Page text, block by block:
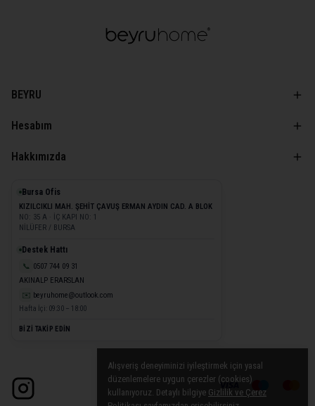
Alışveriş deneyiminizi iyileştirmek için yasal
düzenlemelere uygun çerezler (cookies)
kullanıyoruz. Detaylı bilgiye Gizlilik ve Çerez
BEYRU
Hesabım
Hakkımızda
Bursa Ofis
KIZILCIKLI MAH. ŞEHİT ÇAVUŞ ERMAN AYDIN CAD. A BLOK
NO: 35 A · İÇ KAPI NO: 1
NİLÜFER / BURSA
Destek Hattı
📞 0507 744 09 31
AKINALP ERARSLAN
✉️ beyruhome@outlook.com
Hafta İçi: 09:30 – 18:00
BİZİ TAKİP EDİN